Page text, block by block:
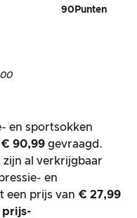
90 Punten
en sportsokken
€ 90,99 gevraagd.
zijn al verkrijgbaar
en
een prijs van € 27,99
prijs-